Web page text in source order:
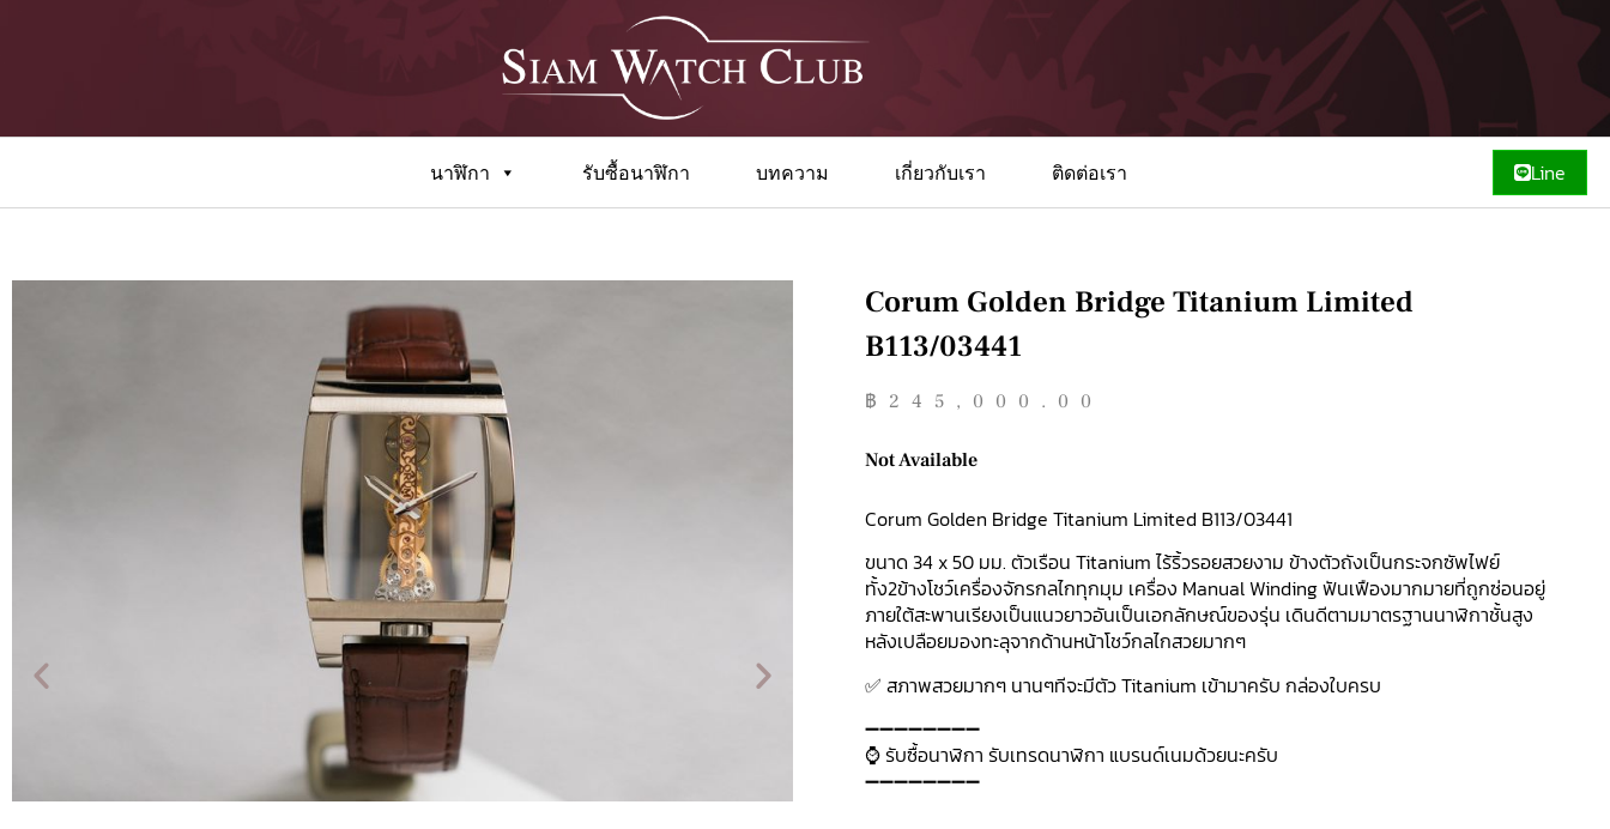
นาฬิกา รับซื้อนาฬิกา บทความ เกี่ยวกับเรา ติดต่อเรา Line
Corum Golden Bridge Titanium Limited
B113/03441
฿ 245,000.00
Not Available
Corum Golden Bridge Titanium Limited B113/03441
ขนาด 34 x 50 มม. ตัวเรือน Titanium ไร้ริ้วรอยสวยงาม ข้างตัวถังเป็นกระจกซัพไฟย์
ทั้ง2ข้างโชว์เครื่องจักรกลไกทุกมุม เครื่อง Manual Winding ฟันเฟืองมากมายที่ถูกซ่อนอยู่
ภายใต้สะพานเรียงเป็นแนวยาวอันเป็นเอกลักษณ์ของรุ่น เดินดีตามมาตรฐานนาฬิกาชั้นสูง
หลังเปลือยมองทะลุจากด้านหน้าโชว์กลไกสวยมากๆ
✅ สภาพสวยมากๆ นานๆทีจะมีตัว Titanium เข้ามาครับ กล่องใบครบ
➖➖➖➖➖➖➖➖
⌚ รับซื้อนาฬิกา รับเทรดนาฬิกา แบรนด์เนมด้วยนะครับ
➖➖➖➖➖➖➖➖